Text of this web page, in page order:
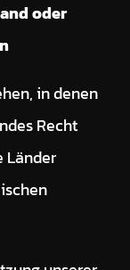
oder
in denen
Recht
Länder